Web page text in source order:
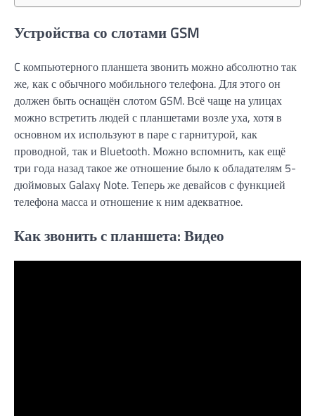
Устройства со слотами GSM
C компьютерного планшета звонить можно абсолютно так
же, как с обычного мобильного телефона. Для этого он
должен быть оснащён слотом GSM. Всё чаще на улицах
можно встретить людей с планшетами возле уха, хотя в
основном их используют в паре с гарнитурой, как
проводной, так и Bluetooth. Можно вспомнить, как ещё
три года назад такое же отношение было к обладателям 5-
дюймовых Galaxy Note. Теперь же девайсов с функцией
телефона масса и отношение к ним адекватное.
Как звонить с планшета: Видео